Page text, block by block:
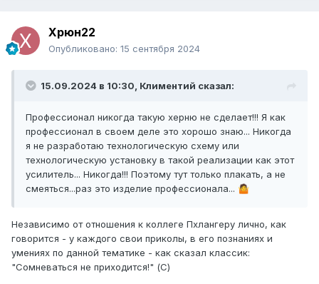
Xpюн22
Опубликовано: 15 сентября 2024
15.09.2024 в 10:30, Климентий сказал:
Профессионал никогда такую херню не сделает!!! Я как
профессионал в своем деле это хорошо знаю... Никогда
я не разработаю технологическую схему или
технологическую установку в такой реализации как этот
усилитель... Никогда!!! Поэтому тут только плакать, а не
смеяться...раз это изделие профессионала... 🤷
Независимо от отношения к коллеге Пхлангеру лично, как
говорится - у каждого свои приколы, в его познаниях и
умениях по данной тематике - как сказал классик:
"Сомневаться не приходится!" (С)